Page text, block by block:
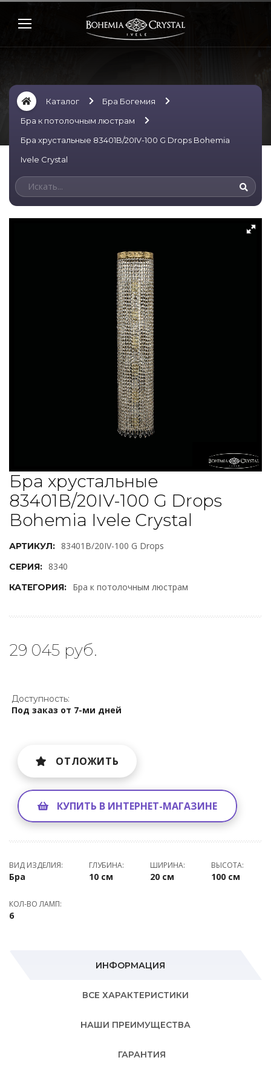
Каталог
Бра Богемия
Бра к потолочным люстрам
Бра хрустальные 83401B/20IV-100 G Drops Bohemia
Ivele Crystal
Бра хрустальные
83401B/20IV-100 G Drops
Bohemia Ivele Crystal
АРТИКУЛ: 83401B/20IV-100 G Drops
СЕРИЯ: 8340
КАТЕГОРИЯ: Бра к потолочным люстрам
29 045 руб.
Доступность:
Под заказ от 7-ми дней
ОТЛОЖИТЬ
КУПИТЬ В ИНТЕРНЕТ-МАГАЗИНЕ
ВИД ИЗДЕЛИЯ:
Бра
ГЛУБИНА:
10 см
ШИРИНА:
20 см
ВЫСОТА:
100 см
КОЛ-ВО ЛАМП:
6
ИНФОРМАЦИЯ
ВСЕ ХАРАКТЕРИСТИКИ
НАШИ ПРЕИМУЩЕСТВА
ГАРАНТИЯ